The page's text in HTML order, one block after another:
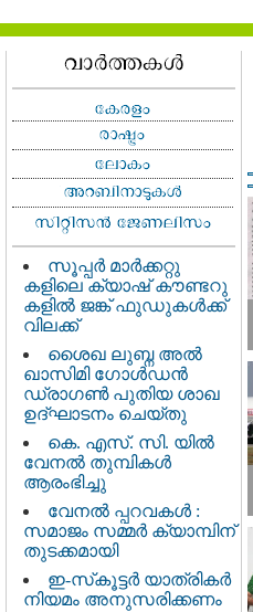
സൂപ്പർ മാർക്കറ്റു
കളിലെ ക്യാഷ് കൗണ്ടറു
കളിൽ ജങ്ക് ഫുഡുകൾക്ക്
വിലക്ക്
ശൈഖ ലുബ്ന അൽ
ഖാസിമി ഗോൾഡൻ
ഡ്രാഗൺ പുതിയ ശാഖ
ഉദ്ഘാടനം ചെയ്തു
കെ. എസ്. സി. യിൽ
വേനൽ തുമ്പികൾ
ആരംഭിച്ചു
വേനൽ പ്പറവകൾ :
സമാജം സമ്മർ ക്യാമ്പിന്
തുടക്കമായി
ഇ-സ്‌കൂട്ടർ യാത്രികർ
നിയമം അനുസരിക്കണം